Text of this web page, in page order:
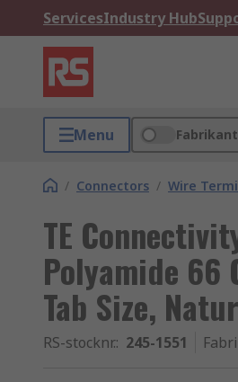
ServicesIndustry Hub
Menu
/ Connectors / Wire
TE
Polyamide 66
Tab Size,
RS-stocknr.: 245-1551